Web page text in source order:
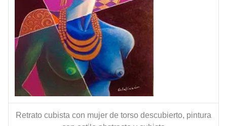
Retrato cubista con mujer de torso descubierto, pintura